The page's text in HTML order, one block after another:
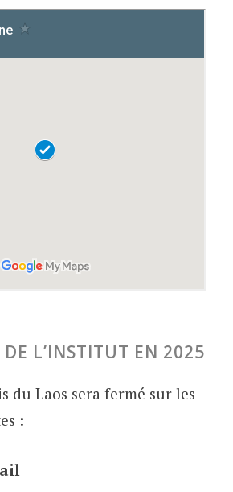
DE L’INSTITUT EN 2025
du Laos sera fermé sur les
: